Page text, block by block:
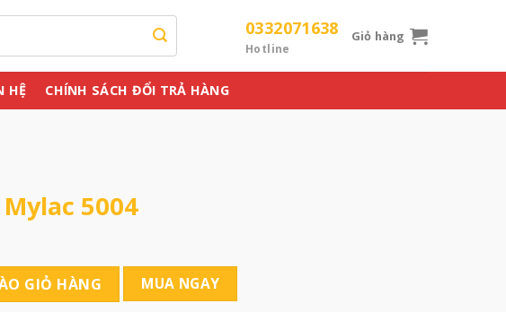
0332071638
Hotline
Giỏ hàng
HỆ CHÍNH SÁCH ĐỔI TRẢ HÀNG
5004
lượng
GIỎ HÀNG MUA NGAY